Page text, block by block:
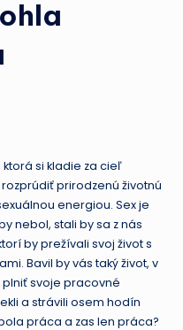
si kladie za cieľ
prirodzenú životnú
energiou. Sex je
nebol, stali by sa z nás
by prežívali svoj život s
Bavil by vás taký život, v
svoje pracovné
a strávili osem hodín
práca a zas len práca?